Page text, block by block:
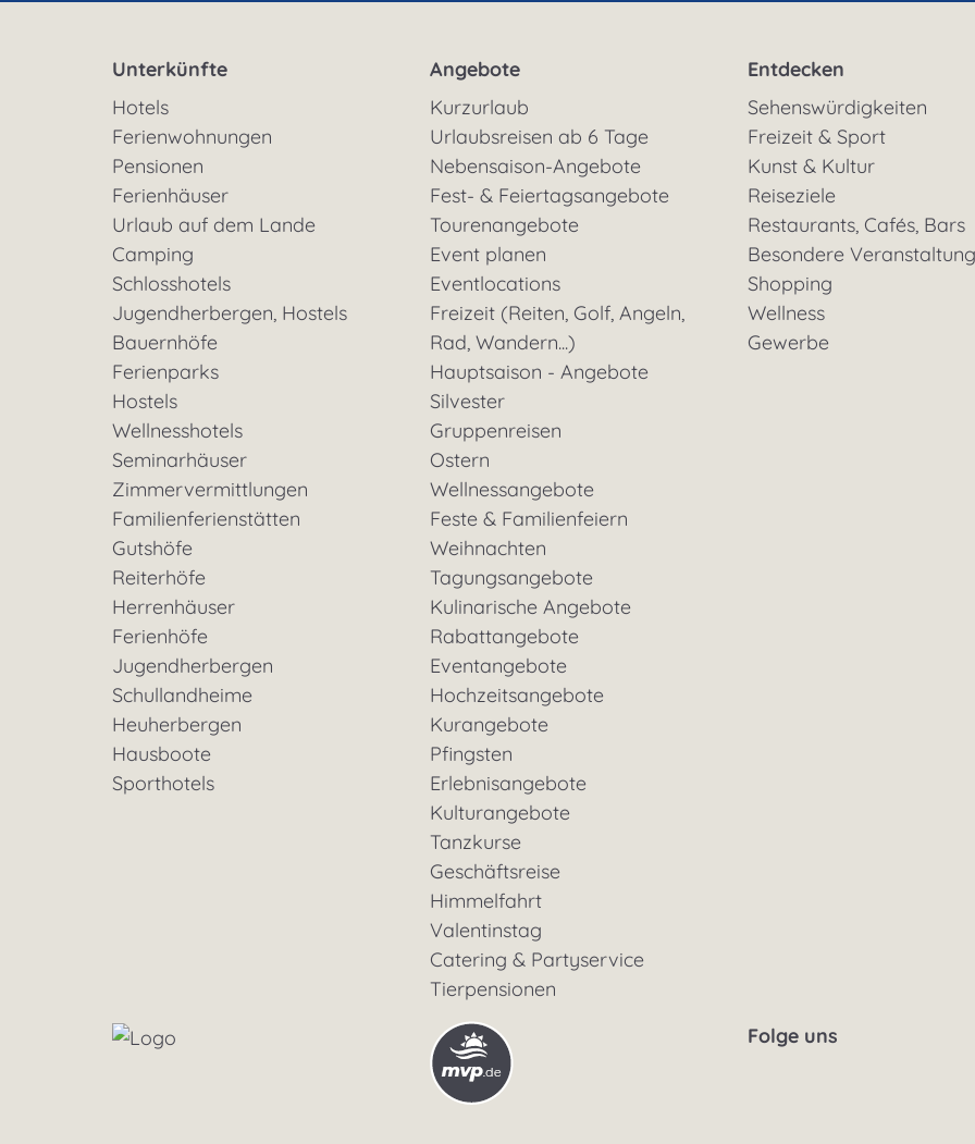
Unterkünfte
Hotels
Ferienwohnungen
Pensionen
Ferienhäuser
Urlaub auf dem Lande
Camping
Schlosshotels
Jugendherbergen, Hostels
Bauernhöfe
Ferienparks
Hostels
Wellnesshotels
Seminarhäuser
Zimmervermittlungen
Familienferienstätten
Gutshöfe
Reiterhöfe
Herrenhäuser
Ferienhöfe
Jugendherbergen
Schullandheime
Heuherbergen
Hausboote
Sporthotels
Angebote
Kurzurlaub
Urlaubsreisen ab 6 Tage
Nebensaison-Angebote
Fest- & Feiertagsangebote
Tourenangebote
Event planen
Eventlocations
Freizeit (Reiten, Golf, Angeln,
Rad, Wandern...)
Hauptsaison - Angebote
Silvester
Gruppenreisen
Ostern
Wellnessangebote
Feste & Familienfeiern
Weihnachten
Tagungsangebote
Kulinarische Angebote
Rabattangebote
Eventangebote
Hochzeitsangebote
Kurangebote
Pfingsten
Erlebnisangebote
Kulturangebote
Tanzkurse
Geschäftsreise
Himmelfahrt
Valentinstag
Catering & Partyservice
Tierpensionen
Entdecken
Sehenswürdigkeiten
Freizeit & Sport
Kunst & Kultur
Reiseziele
Restaurants, Cafés, Bars
Besondere
Shopping
Wellness
Gewerbe
Folge uns